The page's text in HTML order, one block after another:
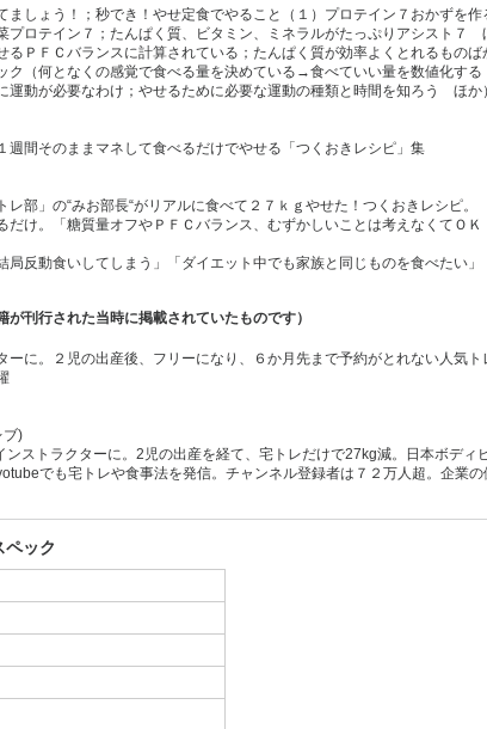
しょう！；秒でき！やせ定食でやること（１）プロテイン７おかずを
ロテイン７；たんぱく質、ビタミン、ミネラルがたっぷりアシスト７
ＰＦＣバランスに計算されている；たんぱく質が効率よくとれるもの
（何となくの感覚で食べる量を決めている→食べていい量を数値化す
動が必要なわけ；やせるために必要な運動の種類と時間を知ろう ほか）
間そのままマネして食べるだけでやせる「つくおきレシピ」集
部」の“みお部長“がリアルに食べて２７ｋｇやせた！つくおきレシピ。
け。「糖質量オフやＰＦＣバランス、むずかしいことは考えなくて
反動食いしてしまう」「ダイエット中でも家族と同じものを食べた
刊行された当時に掲載されていたものです）
に。２児の出産後、フリーになり、６か月先まで予約がとれない人
ブ)
ストラクターに。2児の出産を経て、宅トレだけで27kg減。日本ボデ
でも宅トレや食事法を発信。チャンネル登録者は７２万人超。企業の
ック